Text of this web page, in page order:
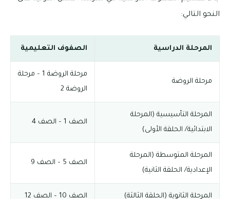
النحو التالي:
المرحلة الدراسية الصفوف التعليمية
مرحلة الروضة
مرحلة الروضة 1 – مرحلة
الروضة 2
المرحلة التأسيسية (المرحلة
الابتدائية/ الحلقة الأولى)
الصف 1 – الصف 4
المرحلة المتوسطة (المرحلة
الإعدادية/ الحلقة الثانية)
الصف 5 – الصف 9
المرحلة الثانوية (الحلقة الثالثة) الصف 10 – الصف 12